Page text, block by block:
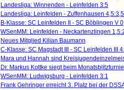
Landesliga: Winnenden - Leinfelden 3:5
Landesliga: Leinfelden - Zuffenhausen 4,5:3,5
B-Klasse: SC Leinfelden II - SC Böblingen V
WSenMM: Leinfelden - Neckartenzlingen
Neues Mitglied Kilian Baumann
C-Klasse: SC Magstadt III - SC Leinfelden III
Mara und Hannah sind
Dr. Markus Kottke siegt beim
WSenMM: Ludwigsburg - Leinfelden 3:1
Frank Gehringer erreicht 3. Platz bei der